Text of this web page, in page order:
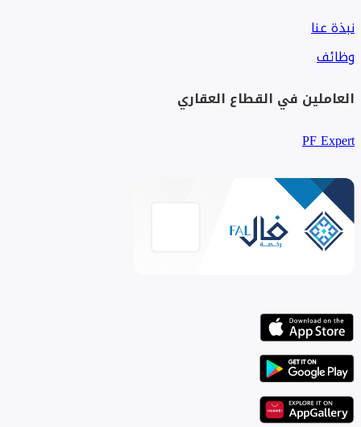
نبذة عنا
وظائف
العاملين في القطاع العقاري
PF Expert